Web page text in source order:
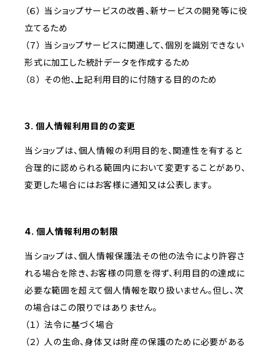
（６） 当ショップサービスの改善、新サービスの開発等に役
立てるため
（７） 当ショップサービスに関連して、個別を識別できない
形式に加工した統計データを作成するため
（８） その他、上記利用目的に付随する目的のため
3. 個人情報利用目的の変更
当ショップは、個人情報の利用目的を、関連性を有すると
合理的に認められる範囲内において変更することがあり、
変更した場合にはお客様に通知又は公表します。
4. 個人情報利用の制限
当ショップは、個人情報保護法その他の法令により許容さ
れる場合を除き、お客様の同意を得ず、利用目的の達成に
必要な範囲を超えて個人情報を取り扱いません。但し、次
の場合はこの限りではありません。
（１） 法令に基づく場合
（２） 人の生命、身体又は財産の保護のために必要がある